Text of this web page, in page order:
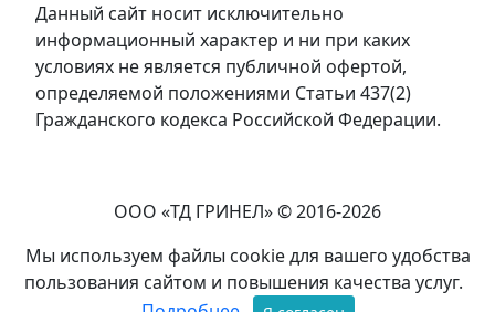
Данный сайт носит исключительно
информационный характер и ни при каких
условиях не является публичной офертой,
определяемой положениями Статьи 437(2)
Гражданского кодекса Российской Федерации.
ООО «ТД ГРИНЕЛ» © 2016-2026
Мы используем файлы cookie для вашего удобства
пользования сайтом и повышения качества услуг.